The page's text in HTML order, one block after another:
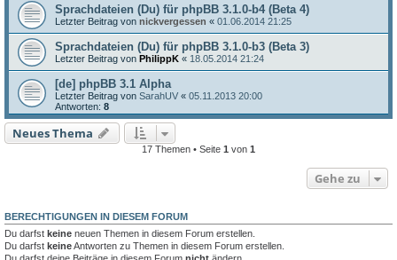
Sprachdateien (Du) für phpBB 3.1.0-b4 (Beta 4)
Letzter Beitrag von nickvergessen « 01.06.2014 21:25
Sprachdateien (Du) für phpBB 3.1.0-b3 (Beta 3)
Letzter Beitrag von PhilippK « 18.05.2014 21:24
[de] phpBB 3.1 Alpha
Letzter Beitrag von SarahUV « 05.11.2013 20:00
Antworten: 8
Neues Thema
17 Themen • Seite 1 von 1
Gehe zu
BERECHTIGUNGEN IN DIESEM FORUM
Du darfst keine neuen Themen in diesem Forum erstellen.
Du darfst keineAntworten zu Themen in diesem Forum erstellen.